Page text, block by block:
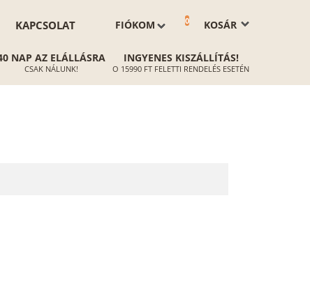
KOSÁR
0
FIÓKOM
KAPCSOLAT
NAP AZ ELÁLLÁSRA
CSAK NÁLUNK!
INGYENES KISZÁLLÍTÁS!
O 15990 FT FELETTI RENDELÉS ESETÉN